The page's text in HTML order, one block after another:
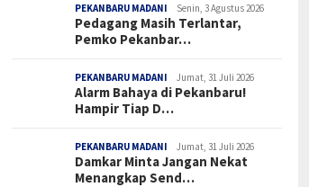
PEKANBARU MADANI Senin, 3 Agustus 2026
Pedagang Masih Terlantar,
Pemko Pekanbar…
PEKANBARU MADANI Jumat, 31 Juli 2026
Alarm Bahaya di Pekanbaru!
Hampir Tiap D…
PEKANBARU MADANI Jumat, 31 Juli 2026
Damkar Minta Jangan Nekat
Menangkap Send…